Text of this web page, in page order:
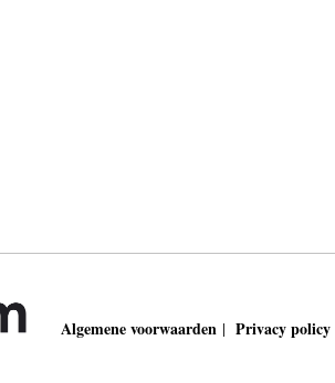
Algemene voorwaarden | Privacy policy